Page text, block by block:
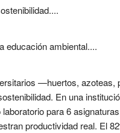
educación ambiental....
—huertos,
En una
para 6
productividad real. El